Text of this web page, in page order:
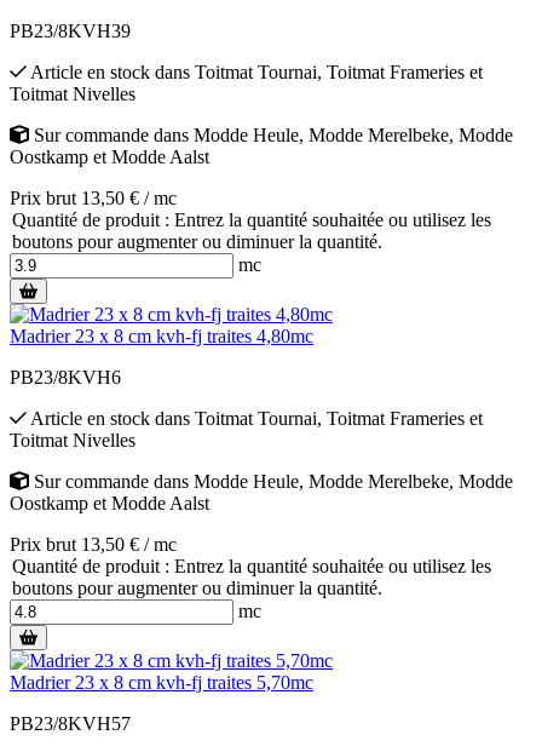
PB23/8KVH39
Article en stock dans Toitmat Tournai, Toitmat Frameries et
Toitmat Nivelles
Sur commande dans Modde Heule, Modde Merelbeke, Modde
Oostkamp et Modde Aalst
Prix brut 13,50 € / mc
Quantité de produit : Entrez la quantité souhaitée ou utilisez les
boutons pour augmenter ou diminuer la quantité.
mc
Madrier 23 x 8 cm kvh-fj traites 4,80mc
PB23/8KVH6
Article en stock dans Toitmat Tournai, Toitmat Frameries et
Toitmat Nivelles
Sur commande dans Modde Heule, Modde Merelbeke, Modde
Oostkamp et Modde Aalst
Prix brut 13,50 € / mc
Quantité de produit : Entrez la quantité souhaitée ou utilisez les
boutons pour augmenter ou diminuer la quantité.
mc
Madrier 23 x 8 cm kvh-fj traites 5,70mc
PB23/8KVH57